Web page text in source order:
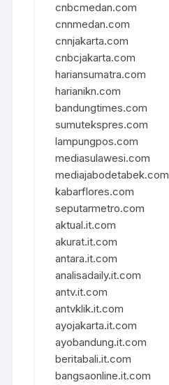
cnbcmedan.com
cnnmedan.com
cnnjakarta.com
cnbcjakarta.com
hariansumatra.com
harianikn.com
bandungtimes.com
sumutekspres.com
lampungpos.com
mediasulawesi.com
mediajabodetabek.com
kabarflores.com
seputarmetro.com
aktual.it.com
akurat.it.com
antara.it.com
analisadaily.it.com
antv.it.com
antvklik.it.com
ayojakarta.it.com
ayobandung.it.com
beritabali.it.com
bangsaonline.it.com